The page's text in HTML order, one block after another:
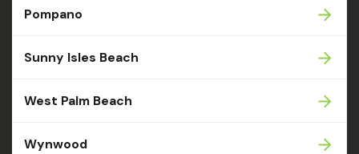
Pompano
Sunny Isles Beach
West Palm Beach
Wynwood